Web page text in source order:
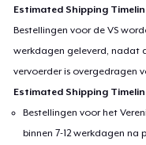
Estimated Shipping
Bestellingen voor de VS
werkdagen geleverd, nadat
vervoerder is overgedragen
Estimated Shipping
Bestellingen voor het
binnen 7-12 werkdagen na